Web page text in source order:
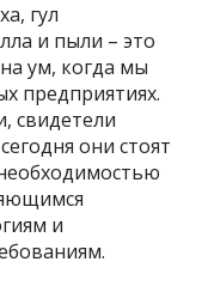
гул
и пыли – это
ум, когда мы
предприятиях.
свидетели
они стоят
и